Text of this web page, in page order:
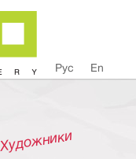
Рус En
Художники